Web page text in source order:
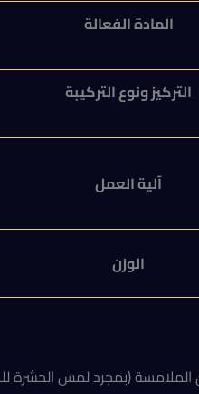
المادة الفعالة
التركيز ونوع التركيبة
آلية العمل
الوزن
(بمجرد لمس الحشرة